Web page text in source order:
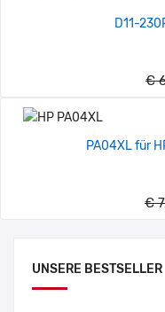
UNSERE BESTSELLER
D11-
€
PA04XL für
€